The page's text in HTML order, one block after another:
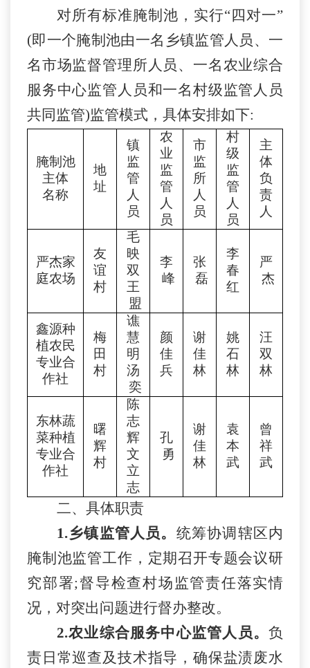
对所有标准腌制池，实行“四对一”
(即一个腌制池由一名乡镇监管人员、一
名市场监督管理所人员、一名农业综合
服务中心监管人员和一名村级监管人员
共同监管)监管模式， 具体安排如下:
腌制池
主体
名称
地
址
镇
监
管
人
员
农
业
监
管
人
员
市
监
所
人
员
村
级
监
管
人
员
主
体
负
责
人
严杰家
庭农场
友
谊
村
毛
映
双
王
盟
李
峰
张
磊
李
春
红
严
杰
鑫源种
植农民
专业合
作社
梅
田
村
谯
慧
明
汤
奕
颜
佳
兵
谢
佳
林
姚
石
林
汪
双
林
东林蔬
菜种植
专业合
作社
曙
辉
村
陈
志
辉
文
立
志
孔
勇
谢
佳
林
袁
本
武
曾
祥
武
二、具体职责
1.乡镇监管人员。 统筹协调辖区内
腌制池监管工作，定期召开专题会议研
究部署;督导检查村场监管责任落实情
况，对突出问题进行督办整改。
2.农业综合服务中心监管人员。 负
责日常巡查及技术指导，确保盐渍废水